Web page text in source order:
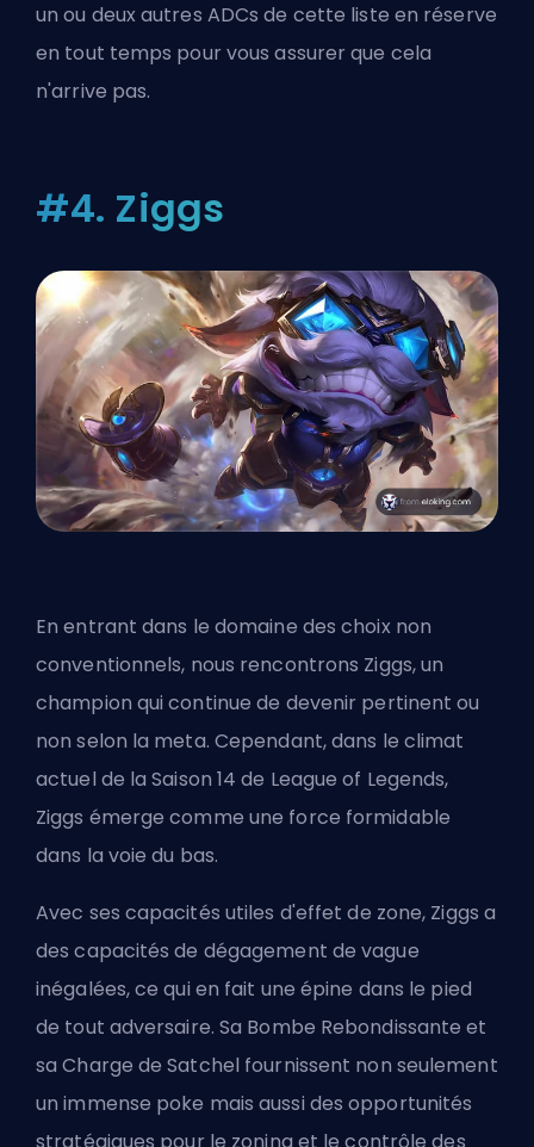
un ou deux autres ADCs de cette liste en réserve
en tout temps pour vous assurer que cela
n'arrive pas.
#4. Ziggs
En entrant dans le domaine des choix non
conventionnels, nous rencontrons Ziggs, un
champion qui continue de devenir pertinent ou
non selon la meta. Cependant, dans le climat
actuel de la Saison 14 de League of Legends,
Ziggs émerge comme une force formidable
dans la voie du bas.
Avec ses capacités utiles d'effet de zone, Ziggs a
des capacités de dégagement de vague
inégalées, ce qui en fait une épine dans le pied
de tout adversaire. Sa Bombe Rebondissante et
sa Charge de Satchel fournissent non seulement
un immense poke mais aussi des opportunités